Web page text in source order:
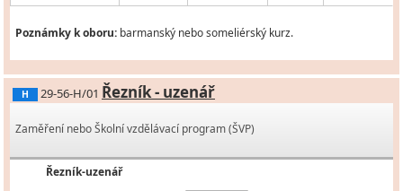
Poznámky k oboru: barmanský nebo someliérský kurz.
H 29-56-H/01 Řezník - uzenář
Zaměření nebo Školní vzdělávací program (ŠVP)
Řezník-uzenář